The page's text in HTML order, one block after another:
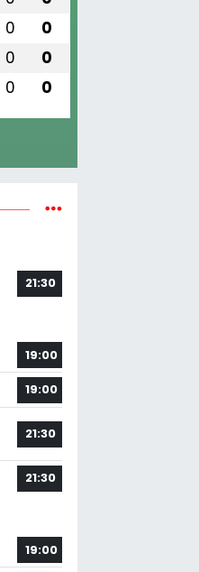
0 0
0 0
0 0
21:30
19:00
19:00
21:30
21:30
19:00